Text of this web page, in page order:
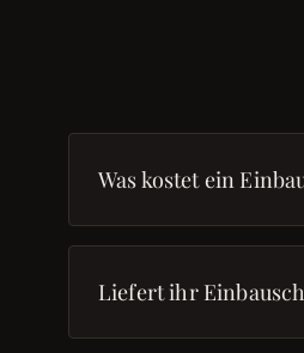
Was kostet ein
Liefert ihr